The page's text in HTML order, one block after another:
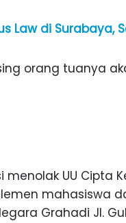
Law di Surabaya,
orang tuanya
menolak UU Cipta
mahasiswa
Grahadi Jl.